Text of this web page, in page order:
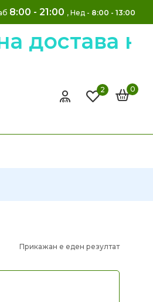
8:00 - 21:00 , Нед - 8:00 - 13:00
достава
2 0
Прикажан е еден резултат